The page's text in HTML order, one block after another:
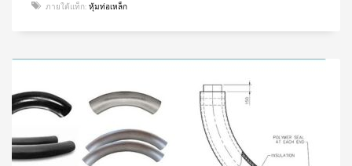
ภายใต้แท็ก: หุ้มท่อเหล็ก